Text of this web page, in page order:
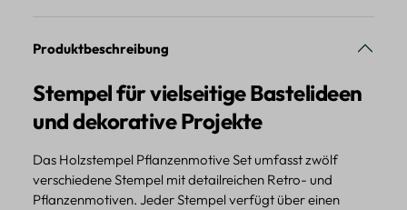
Produktbeschreibung
Stempel für vielseitige Bastelideen
und dekorative Projekte
Das Holzstempel Pflanzenmotive Set umfasst zwölf
verschiedene Stempel mit detailreichen Retro- und
Pflanzenmotiven. Jeder Stempel verfügt über einen